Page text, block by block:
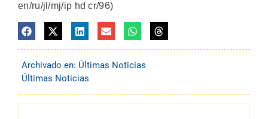
en/ru/jl/mj/ip hd cr/96)
Archivado en: Últimas Noticias
Últimas Noticias